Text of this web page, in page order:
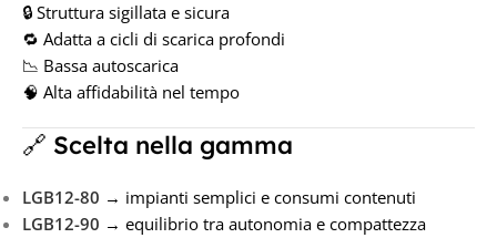
🔒 Struttura sigillata e sicura
🔁 Adatta a cicli di scarica profondi
📉 Bassa autoscarica
🧠 Alta affidabilità nel tempo
🔗 Scelta nella gamma
LGB12-80 → impianti semplici e consumi contenuti
LGB12-90 → equilibrio tra autonomia e compattezza